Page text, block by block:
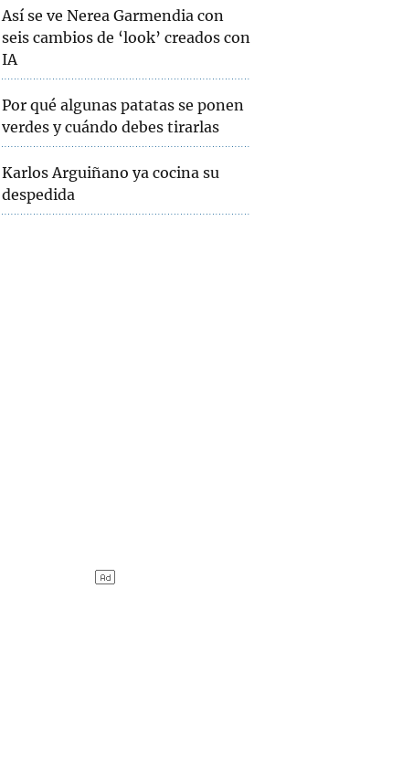
Así se ve Nerea Garmendia con
seis cambios de ‘look’ creados con
IA
Por qué algunas patatas se ponen
verdes y cuándo debes tirarlas
Karlos Arguiñano ya cocina su
despedida